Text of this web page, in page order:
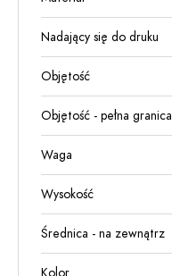
Nadający się do druku
Objętość
Objętość - pełna granica
Waga
Wysokość
Średnica - na zewnątrz